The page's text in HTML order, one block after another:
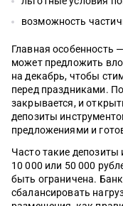
возможность
Главная особенность
может предложить
на декабрь, чтобы
перед праздниками.
закрывается, и
депозиты
предложениями и
Часто такие
10 000 или 50 000
быть ограничена.
сбалансировать